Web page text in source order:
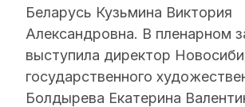
Беларусь Кузьмина Виктория
Александровна. В пленарном
выступила директор
государственного
Болдырева Екатерина